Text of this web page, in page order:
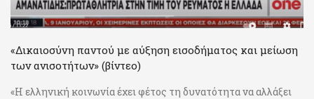
«Δικαιοσύνη παντού με αύξηση εισοδήματος και μείωση
των ανισοτήτων» (βίντεο)
«Η ελληνική κοινωνία έχει φέτος τη δυνατότητα να αλλάξει